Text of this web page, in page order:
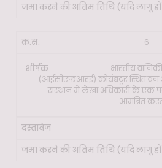
6
भारतीय
(आईसीएफआरई) कोयंबटूर स्थित वन
संस्थान में लेखा अधिकारी के एक
आमंत्रित